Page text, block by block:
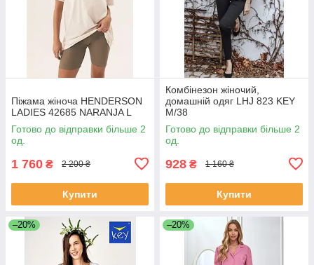
Піжама жіноча HENDERSON
LADIES 42685 NARANJA L
Готово до відправки більше 2
од.
1 760 ₴ 2 200 ₴
Купити
Комбінезон жіночий,
домашній одяг LHJ 823 KEY
M/38
Готово до відправки більше 2
од.
928 ₴ 1 160 ₴
Купити
–20% –20%